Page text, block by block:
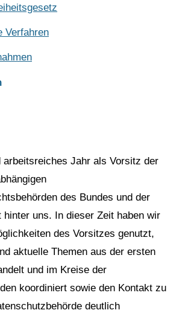
Verfahren
arbeitsreiches Jahr als Vorsitz der
des Bundes und der
hinter uns. In dieser Zeit haben wir
des Vorsitzes genutzt,
aktuelle Themen aus der ersten
und im Kreise der
koordiniert sowie den Kontakt zu
deutlich